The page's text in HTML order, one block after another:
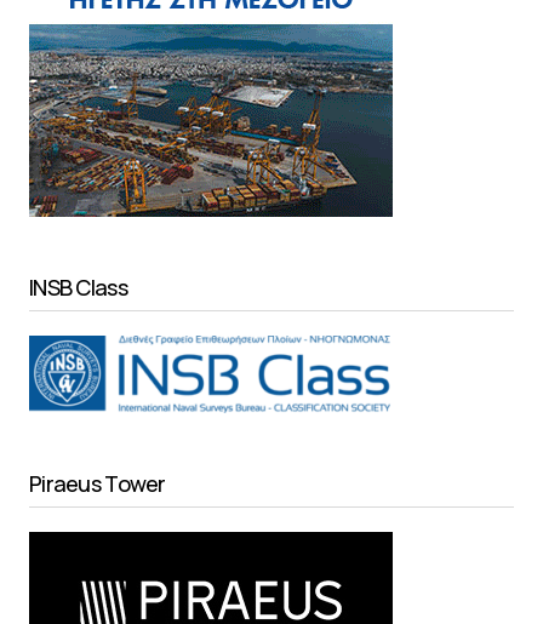
INSB Class
Piraeus Tower